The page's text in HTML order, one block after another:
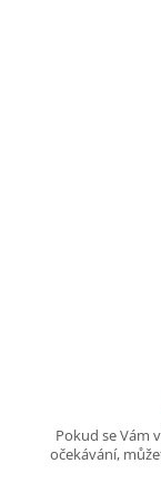
Pokud se Vám
očekávání,